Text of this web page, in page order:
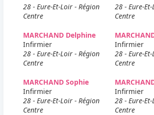
28 - Eure-Et-Loir - Région
Centre
28 - Eure-
Centre
MARCHAND Delphine
Infirmier
28 - Eure-Et-Loir - Région
Centre
Infirmier
28 - Eure-
Centre
MARCHAND Sophie
Infirmier
28 - Eure-Et-Loir - Région
Centre
Infirmier
28 - Eure-
Centre